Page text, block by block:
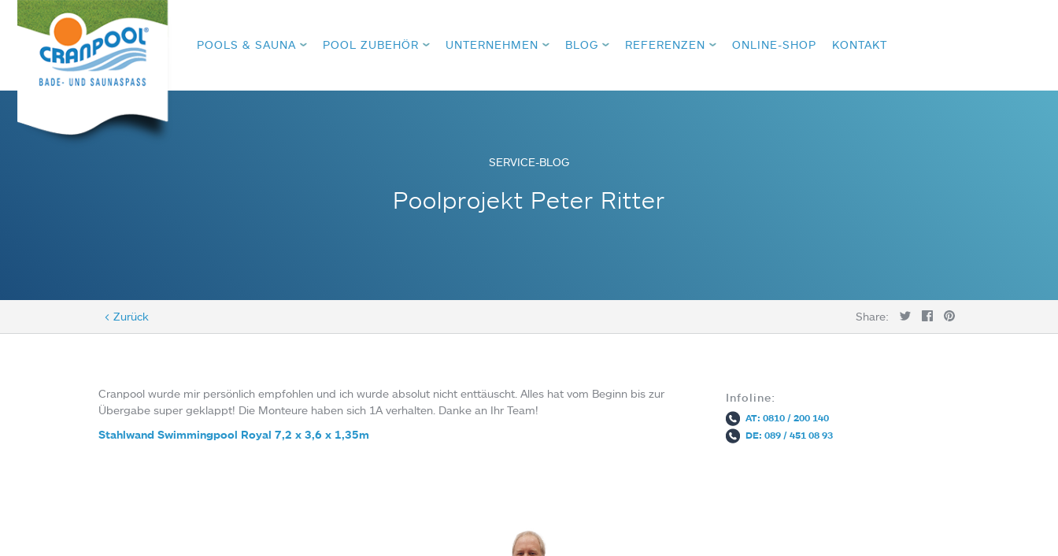
POOLS & SAUNA POOL ZUBEHÖR UNTERNEHMEN BLOG REFERENZEN ONLINE-SHOP KONTAKT
SERVICE-BLOG
Poolprojekt Peter Ritter
< Zurück Share:
Cranpool wurde mir persönlich empfohlen und ich wurde absolut nicht enttäuscht. Alles hat vom Beginn bis zur
Übergabe super geklappt! Die Monteure haben sich 1A verhalten. Danke an Ihr Team!
Stahlwand Swimmingpool Royal 7,2 x 3,6 x 1,35m
Infoline:
AT: 0810 / 200 140
DE: 089 / 451 08 93